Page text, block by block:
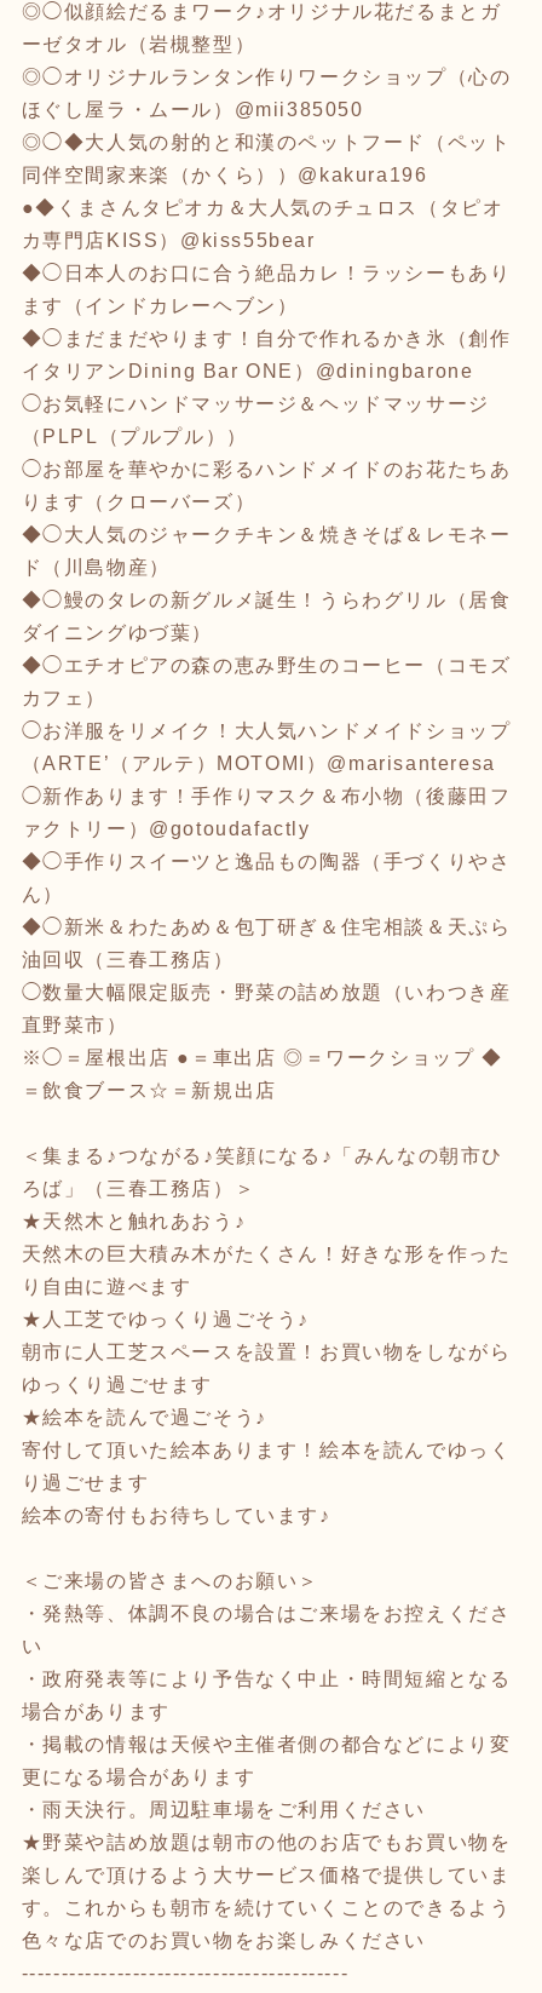
◎◯似顔絵だるまワーク♪オリジナル花だるまとガ
ーゼタオル（岩槻整型）
◎◯オリジナルランタン作りワークショップ（心の
ほぐし屋ラ・ムール）@mii385050
◎◯◆大人気の射的と和漢のペットフード（ペット
同伴空間家来楽（かくら））@kakura196
●◆くまさんタピオカ＆大人気のチュロス（タピオ
カ専門店KISS）@kiss55bear
◆◯日本人のお口に合う絶品カレ！ラッシーもあり
ます（インドカレーヘブン）
◆◯まだまだやります！自分で作れるかき氷（創作
イタリアンDining Bar ONE）@diningbarone
◯お気軽にハンドマッサージ＆ヘッドマッサージ
（PLPL（プルプル））
◯お部屋を華やかに彩るハンドメイドのお花たちあ
ります（クローバーズ）
◆◯大人気のジャークチキン＆焼きそば＆レモネー
ド（川島物産）
◆◯鰻のタレの新グルメ誕生！うらわグリル（居食
ダイニングゆづ葉）
◆◯エチオピアの森の恵み野生のコーヒー（コモズ
カフェ）
◯お洋服をリメイク！大人気ハンドメイドショップ
（ARTE’（アルテ）MOTOMI）@marisanteresa
◯新作あります！手作りマスク＆布小物（後藤田フ
ァクトリー）@gotoudafactly
◆◯手作りスイーツと逸品もの陶器（手づくりやさ
ん）
◆◯新米＆わたあめ＆包丁研ぎ＆住宅相談＆天ぷら
油回収（三春工務店）
◯数量大幅限定販売・野菜の詰め放題（いわつき産
直野菜市）
※◯＝屋根出店 ●＝車出店 ◎＝ワークショップ ◆
＝飲食ブース☆＝新規出店
＜集まる♪つながる♪笑顔になる♪「みんなの朝市ひ
ろば」（三春工務店）＞
★天然木と触れあおう♪
天然木の巨大積み木がたくさん！好きな形を作った
り自由に遊べます
★人工芝でゆっくり過ごそう♪
朝市に人工芝スペースを設置！お買い物をしながら
ゆっくり過ごせます
★絵本を読んで過ごそう♪
寄付して頂いた絵本あります！絵本を読んでゆっく
り過ごせます
絵本の寄付もお待ちしています♪
＜ご来場の皆さまへのお願い＞
・発熱等、体調不良の場合はご来場をお控えくださ
い
・政府発表等により予告なく中止・時間短縮となる
場合があります
・掲載の情報は天候や主催者側の都合などにより変
更になる場合があります
・雨天決行。周辺駐車場をご利用ください
★野菜や詰め放題は朝市の他のお店でもお買い物を
楽しんで頂けるよう大サービス価格で提供していま
す。これからも朝市を続けていくことのできるよう
色々な店でのお買い物をお楽しみください
-----------------------------------------